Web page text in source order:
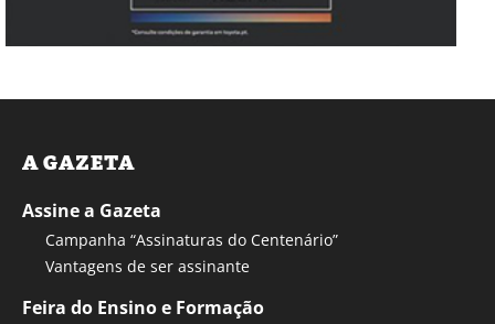
A GAZETA
Assine a Gazeta
Campanha “Assinaturas do Centenário”
Vantagens de ser assinante
Feira do Ensino e Formação